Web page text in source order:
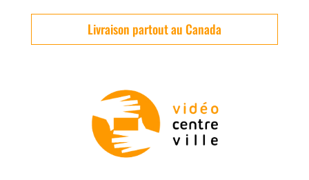
Livraison partout au Canada